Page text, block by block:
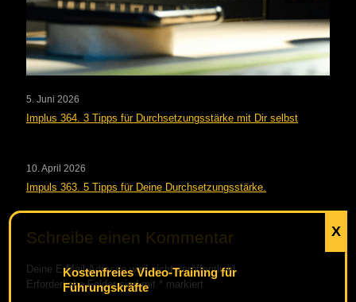
5. Juni 2026
Implus 364. 3 Tipps für Durchsetzungsstärke mit Dir selbst
10. April 2026
Impuls 363. 5 Tipps für Deine Durchsetzungsstärke.
Schreibe einen Kommentar
Deine E-Mail-Adresse wird nicht veröffentlicht.
Erforderliche Felder sind mit * markiert
Kostenfreies Video-Training für
Führungskräfte
X